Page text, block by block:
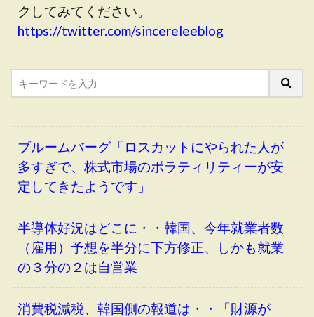
クしてみてください。
https://twitter.com/sincereleeblog
ブルームバーグ「ロスカットにやられた人が
多すぎで、株式市場のボラティリティーが安
定してきたようです」
半導体好況はどこに・・韓国、今年就業者数
（雇用）予想を半分に下方修正、しかも就業
の３分の２は自営業
消費税減税、韓国側の報道は・・「財源が